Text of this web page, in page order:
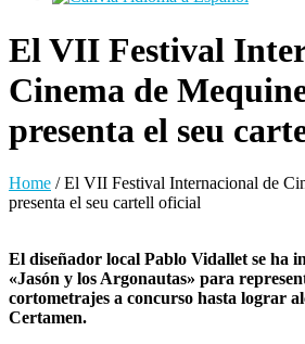
El VII Festival
Cinema de
presenta el seu
Home /El VII Festival Internacional de
presenta el seu cartell oficial
El diseñador local Pablo Vidallet se ha
«Jasón y los Argonautas» para
cortometrajes a concurso hasta lograr
Certamen.